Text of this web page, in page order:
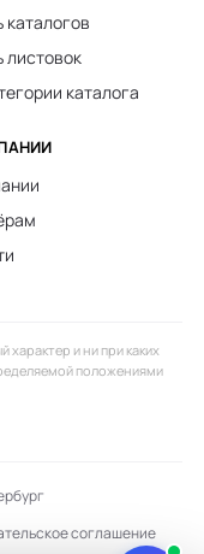
каталогов
листовок
каталога
и ни при каких
положениями
соглашение